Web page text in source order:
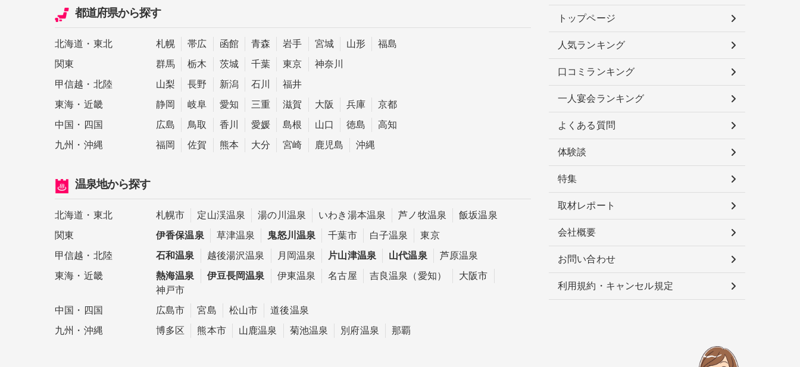
都道府県から探す
北海道 ・ 東北 札幌 帯広 函館 青森 岩手 宮城 山形
福島
関東
群馬 栃木 茨城 千葉 東京
神奈川
甲信越 ・ 北陸 山梨 長野 新潟 石川
福井
東海 ・ 近畿 静岡 岐阜 愛知 三重 滋賀 大阪 兵庫
京都
中国 ・ 四国 広島 鳥取 香川 愛媛 島根 山口 徳島
高知
九州 ・ 沖縄 福岡 佐賀 熊本 大分 宮崎 鹿児島 沖縄
温泉地から探す
北海道 ・ 東北 札幌市 定山渓温泉 湯の川温泉 いわき湯本温泉 芦ノ牧温泉
飯坂温泉
関東
伊香保温泉 草津温泉 鬼怒川温泉 千葉市 白子温泉
東京
甲信越 ・ 北陸 石和温泉 越後湯沢温泉 月岡温泉 片山津温泉 山代温泉
芦原温泉
東海 ・ 近畿 熱海温泉 伊豆長岡温泉 伊東温泉 名古屋 吉良温泉（愛知）
大阪市
神戸市
中国 ・ 四国 広島市 宮島 松山市
道後温泉
九州 ・ 沖縄 博多区 熊本市 山鹿温泉 菊池温泉 別府温泉 那覇
トップページ
人気ランキング
口コミランキング
一人宴会ランキング
よくある質問
体験談
特集
取材レポート
会社概要
お問い合わせ
利用規約・キャンセル規定